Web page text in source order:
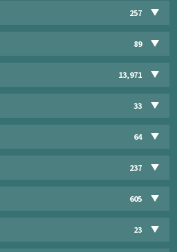
257
89
13,971
33
64
237
605
23